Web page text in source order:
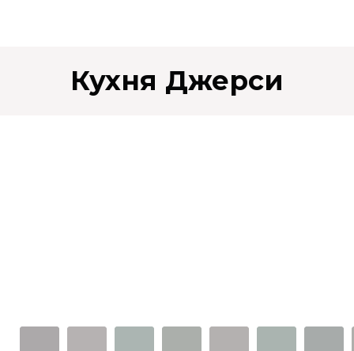
Кухня Джерси